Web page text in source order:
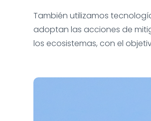
También utilizamos
adoptan las acciones de
los ecosistemas, con el